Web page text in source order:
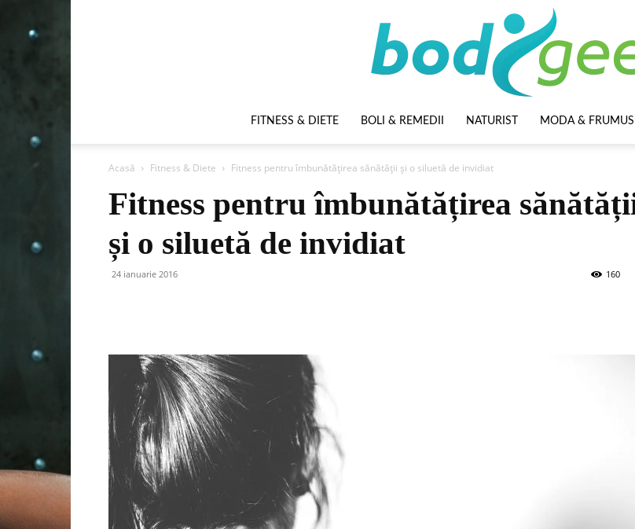
FITNESS & DIETE BOLI & REMEDII NATURIST MODA &
Acasă Fitness & Diete Fitness pentru îmbunătățirea sănătății și o siluetă de invidiat
Fitness pentru îmbunătățirea
și o siluetă de invidiat
24 ianuarie 2016 160